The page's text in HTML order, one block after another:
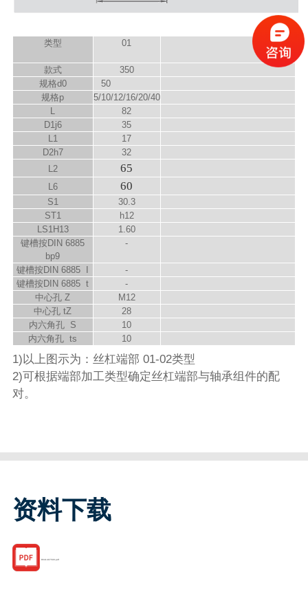
类型 01
款式
350
规格d0
50
规格p
5/10/12/16/20/40
L
82
D1j6
35
L1
17
D2h7
32
L2 65
L6 60
S1
30.3
ST1
h12
LS1H13
1.60
键槽按DIN 6885
bp9
-
键槽按DIN 6885 I
-
键槽按DIN 6885 t
-
中心孔 Z
M12
中心孔 tZ
28
内六角孔 S
10
内六角孔 ts 10
1)以上图示为：丝杠端部 01-02类型
2)可根据端部加工类型确定丝杠端部与轴承组件的配
对。
资料下载
R341407500.pdf